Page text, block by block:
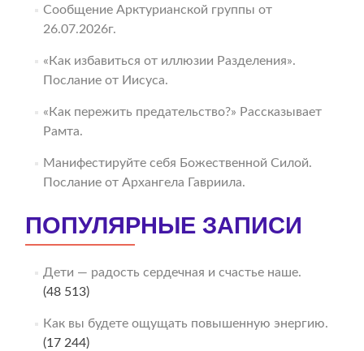
Сообщение Арктурианской группы от
26.07.2026г.
«Как избавиться от иллюзии Разделения».
Послание от Иисуса.
«Как пережить предательство?» Рассказывает
Рамта.
Манифестируйте себя Божественной Силой.
Послание от Архангела Гавриила.
ПОПУЛЯРНЫЕ ЗАПИСИ
Дети — радость сердечная и счастье наше.
(48 513)
Как вы будете ощущать повышенную энергию.
(17 244)